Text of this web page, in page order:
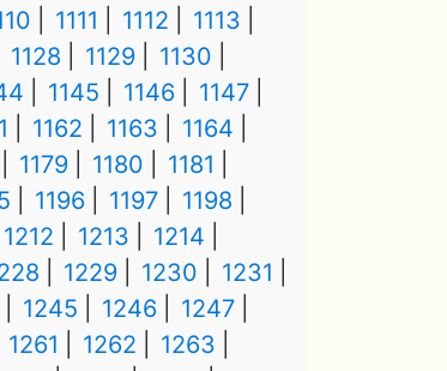
1111 1112
1113
1128 1129
1130
1145 1146
1147
1162 1163
1164
1179 1180
1181
1196 1197
1198
1212 1213
1214
1229 1230
1231
1245 1246
1247
1261 1262
1263